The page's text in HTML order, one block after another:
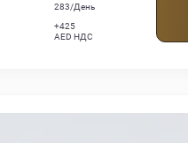
283/День
+425
AED НДС